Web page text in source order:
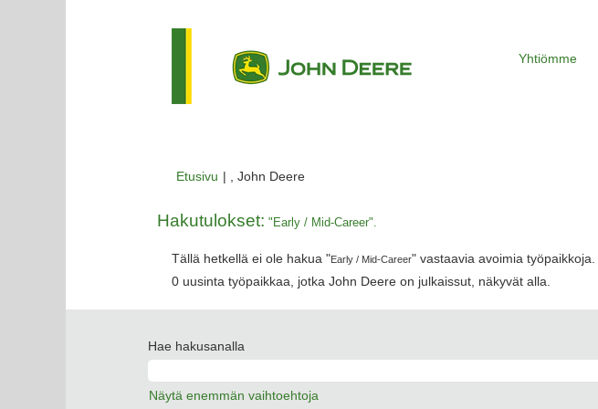
Yhtiömme
Etusivu | , John Deere(nykyinen
Hakutulokset: "Early / Mid-Career".
Tällä hetkellä ei ole hakua "Early / Mid-Career" vastaavia avoimia työpaikkoja.
0 uusinta työpaikkaa, jotka John Deere on julkaissut, näkyvät alla.
Hae hakusanalla
Näytä enemmän vaihtoehtoja